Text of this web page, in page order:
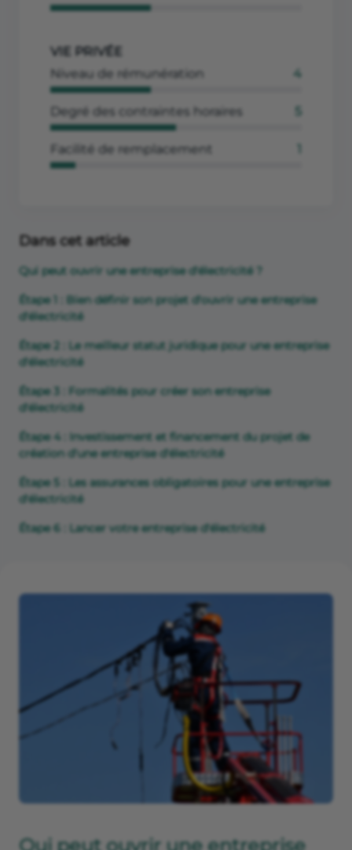
VIE PRIVÉE
Niveau de rémunération
4
Degré des contraintes horaires
Facilité de remplacement
Dans cet article
Qui peut ouvrir une entreprise d'électricité ?
Étape 1 : Bien définir son projet d'ouvrir une entreprise
d'électricité
Étape 2 : Le meilleur statut juridique pour une entreprise
d'électricité
Étape 3 : Formalités pour créer son entreprise
d'électricité
Étape 4 : Investissement et financement du projet de
création d'une entreprise d'électricité
Étape 5 : Les assurances obligatoires pour une entreprise
d'électricité
Étape 6 : Lancer votre entreprise d'électricité
Qui peut ouvrir une entreprise